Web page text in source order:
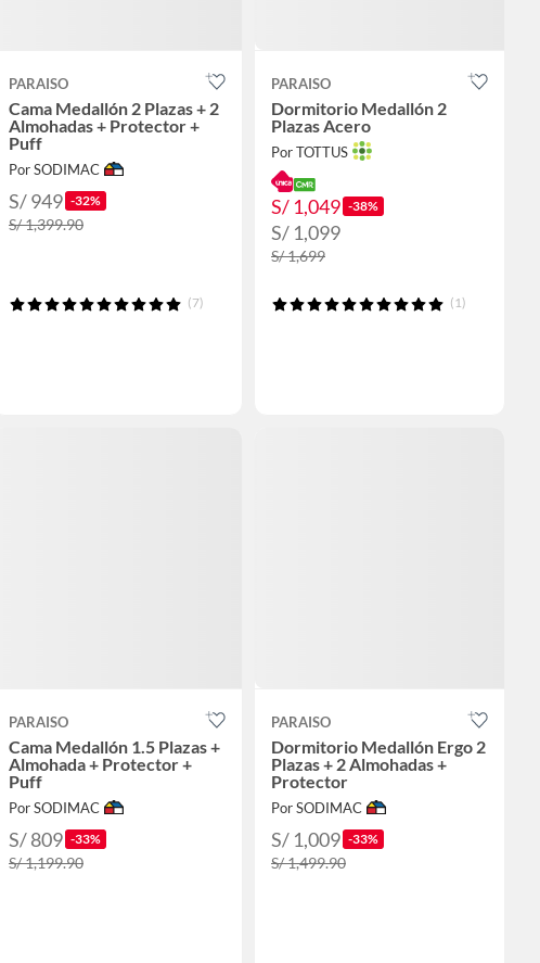
PARAISO
Cama Medallón 2 Plazas + 2
Almohadas + Protector +
Puff
Por SODIMAC
S/ 949 -32%
S/ 1,399.90
(7)
PARAISO
Dormitorio Medallón 2
Plazas Acero
Por TOTTUS
S/ 1,049 -38%
S/ 1,099
S/ 1,699
(1)
PARAISO
Cama Medallón 1.5 Plazas +
Almohada + Protector +
Puff
Por SODIMAC
S/ 809 -33%
S/ 1,199.90
PARAISO
Dormitorio Medallón Ergo 2
Plazas + 2 Almohadas +
Protector
Por SODIMAC
S/ 1,009 -33%
S/ 1,499.90